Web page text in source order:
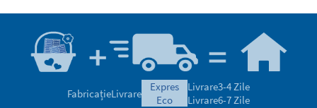
FabricațieLivrare
expres
eco
Livrare3-4 Zile
Livrare6-7 Zile